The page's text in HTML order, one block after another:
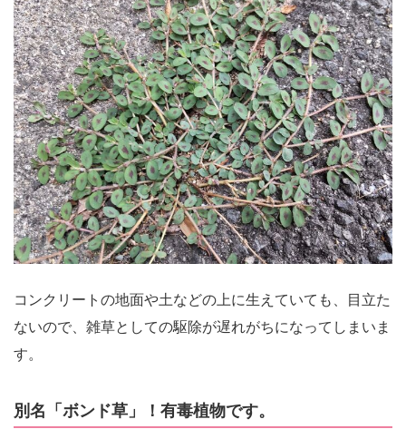
コンクリートの地面や土などの上に生えていても、目立た
ないので、雑草としての駆除が遅れがちになってしまいま
す。
別名「ボンド草」！有毒植物です。